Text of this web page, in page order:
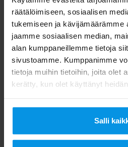
räätälöimiseen, sosiaalisen
tukemiseen ja kävijämäärämme
jaamme sosiaalisen median,
alan kumppaneillemme tietoja
sivustoamme. Kumppanimme
tietoja muihin tietoihin, joita olet
kerätty, kun olet käyttänyt
Salli
Lue lisää
Digita News 2 - 2022
Radiossa on ylivoimainen
tekniikka ja helposti
Lue lisää